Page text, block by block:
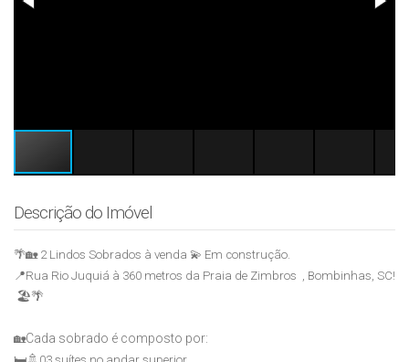
Descrição do Imóvel
🌴🏡 2 Lindos Sobrados à venda 💫 Em construção.
📍Rua Rio Juquiá à 360 metros da Praia de Zimbros , Bombinhas, SC!
🏖️🌴
🏡Cada sobrado é composto por: